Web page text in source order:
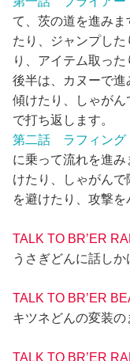
て、茨の道を進み
たり、ジャンプし
り、アイテム取った
後半は、カヌーで
傾けたり、しゃが
で打ち返します。
第二話 ラフィング
に乗って流れを進
けたり、しゃがん
を避けたり、攻撃を
TALK TO BR’ER
うさぎどんに話しか
TALK TO BR’ER
キツネどんの変装の
TALK TO BR’ER